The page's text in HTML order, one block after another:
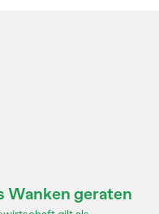
Wanken geraten